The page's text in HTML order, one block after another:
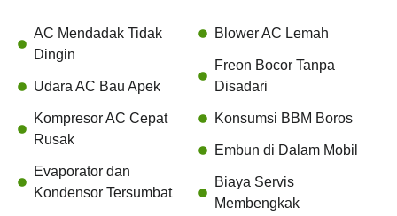
AC Mendadak Tidak
Dingin
Udara AC Bau Apek
Kompresor AC Cepat
Rusak
Evaporator dan
Kondensor Tersumbat
Blower AC Lemah
Freon Bocor Tanpa
Disadari
Konsumsi BBM Boros
Embun di Dalam Mobil
Biaya Servis
Membengkak